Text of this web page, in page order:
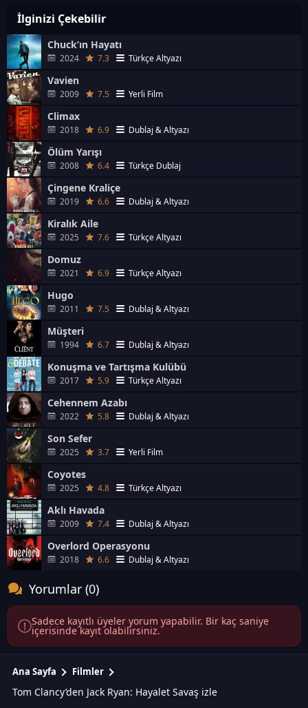
İlginizi Çekebilir
Chuck’ın Hayatı
2024 7.3 Türkçe Altyazı
Vavien
2009 7.5 Yerli Film
Climax
2018 6.9 Dublaj & Altyazı
Ölüm Yarışı
2008 6.4 Türkçe Dublaj
Çingene Kraliçe
2019 6.6 Dublaj & Altyazı
Kiralık Aile
2025 7.6 Türkçe Altyazı
Domuz
2021 6.9 Türkçe Altyazı
Hugo
2011 7.5 Dublaj & Altyazı
Müşteri
1994 6.7 Dublaj & Altyazı
Konuşma ve Tartışma Kulübü
2017 5.9 Türkçe Altyazı
Cehennem Azabı
2022 5.8 Dublaj & Altyazı
Son Sefer
2025 3.7 Yerli Film
Coyotes
2025 4.8 Türkçe Altyazı
Aklı Havada
2009 7.4 Dublaj & Altyazı
Overlord Operasyonu
2018 6.6 Dublaj & Altyazı
Yorumlar (0)
Sadece kayıtlı üyeler yorum yapabilir. Bir kaç saniye
içerisinde kayıt olabilirsiniz.
Ana Sayfa Filmler
Tom Clancy’den Jack Ryan: Hayalet Savaş izle